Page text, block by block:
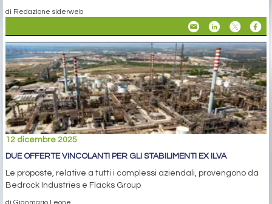
di Redazione siderweb
12 dicembre 2025
DUE OFFERTE VINCOLANTI PER GLI STABILIMENTI EX ILVA
Le proposte, relative a tutti i complessi aziendali, provengono da
Bedrock Industries e Flacks Group
di Gianmario Leone